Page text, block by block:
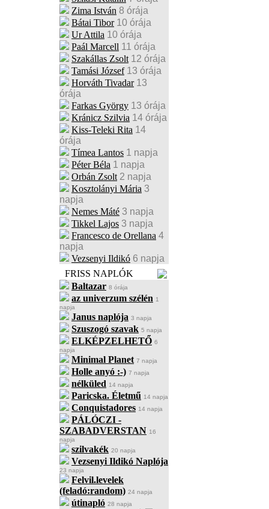
Zima István 8 órája
Bátai Tibor 10 órája
Ur Attila 10 órája
Paál Marcell 11 órája
Szakállas Zsolt 12 órája
Tamási József 13 órája
Horváth Tivadar 13
órája
Farkas György 13 órája
Kránicz Szilvia 14 órája
Kiss-Teleki Rita 14
órája
Tímea Lantos 1 napja
Péter Béla 1 napja
Orbán Zsolt 2 napja
Kosztolányi Mária 3
napja
Nemes Máté 3 napja
Tikkel Lajos 3 napja
Francesco de Orellana 4
napja
Vezsenyi Ildikó 6 napja
FRISS NAPLÓK
Baltazar 8 órája
az univerzum szélén 1
napja
Janus naplója 3 napja
Szuszogó szavak 5 napja
ELKÉPZELHETŐ 6
napja
Minimal Planet 7 napja
Holle anyó :-) 7 napja
nélküled 14 napja
Paricska. Életmű 14 napja
Conquistadores 14 napja
PÁLÓCZI -
SZABADVERSTAN 16
napja
szilvakék 20 napja
Vezsenyi Ildikó Naplója
23 napja
Felvil.levelek
(feladó:random) 24 napja
útinapló 28 napja